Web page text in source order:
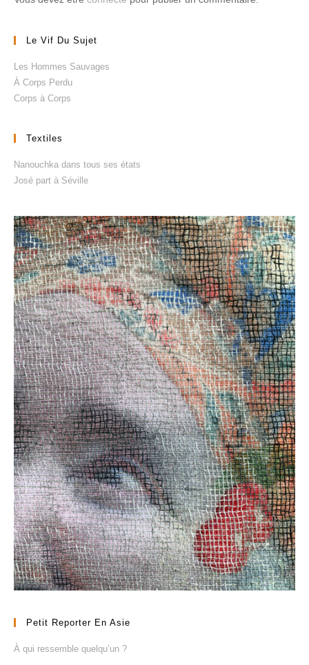
Le Vif Du Sujet
Les Hommes Sauvages
À Corps Perdu
Corps à Corps
Textiles
Nanouchka dans tous ses états
José part à Séville
Petit Reporter En Asie
À qui ressemble quelqu’un ?